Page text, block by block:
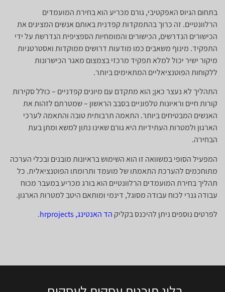
בתחום הגיוס האפקטיבי, גורם מכריע הוא בחירת המועמדים
הרלוונטיים. זה כרוך בהתמקדות קפדנית באותם אנשים המציגים את
הכישורים הנדרשים, הכישורים והמומחיות הספציפית הנדרשת על ידי
התפקיד. מינוף משאבים כמו מודעות דרושים ממוקדות ואסטרטגיות
מיקור ישיר יכול למלא תפקיד מרכזי בצמצום מאגר הכישרונות
ללקוחות הפוטנציאליים המתאימים ביותר.
התהליך לא נעצר כאן; הוא מתקדם עם מיונים קפדניים – כולל סקירות
קורות חיים וראיונות טלפוניים בסבב הראשון – שמטרתם לזהות את
האנשים המבטיחים ביותר. התאמה תרבותית טובה והתאמה לערכי
הארגון ולמטרות העתידיות היא גורם שאינו נתון למשא ומתן בעת
הבחירה.
המפעיל הסופי במשוואה זו הוא השימוש בראיונות מובנים ובכלי הערכה
מתוחכמים להערכת התאמתו של מועמד ותרומתו הפוטנציאלית. כל
תהליך בחירת המועמדים הרלוונטיים הוא בורג מכריע במעבר מכוח
עבודה גנרי לכוח עבודה מסוגל, דינמי ומותאם היטב למטרות הארגון.
לפרטים נוספים ניתן להיכנס בקליק הד האנטינג, hrprojects .